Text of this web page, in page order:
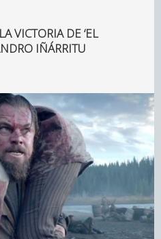
VICTORIA DE ‘EL
IÑÁRRITU